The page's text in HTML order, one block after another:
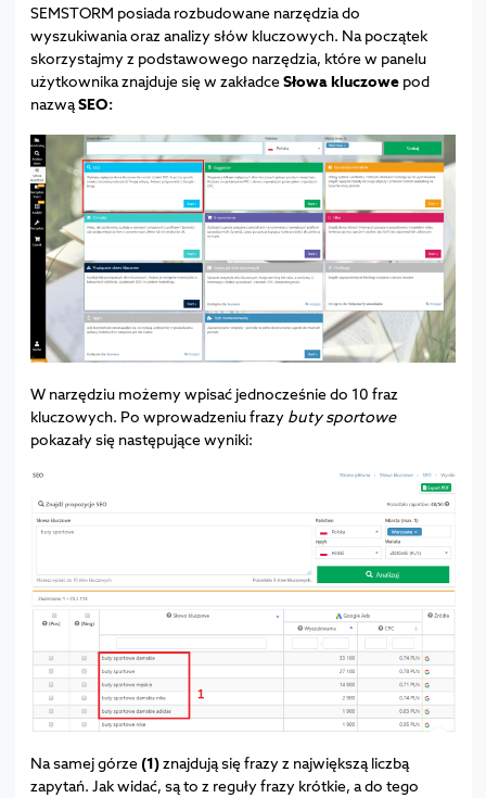
SEMSTORM posiada rozbudowane narzędzia do
wyszukiwania oraz analizy słów kluczowych. Na początek
skorzystajmy z podstawowego narzędzia, które w panelu
użytkownika znajduje się w zakładceSłowa kluczowe pod
nazwąSEO:
W narzędziu możemy wpisać jednocześnie do 10 fraz
kluczowych. Po wprowadzeniu frazy buty sportowe
pokazały się następujące wyniki:
Na samej górze (1)znajdują się frazy z największą liczbą
zapytań. Jak widać, są to z reguły frazy krótkie, a do tego